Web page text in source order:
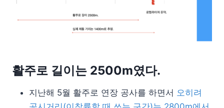
활주로 길이는 2500m였다.
지난해 5월 활주로 연장 공사를 하면서 오히려